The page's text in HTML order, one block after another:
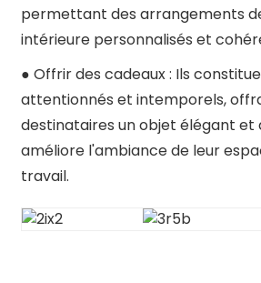
permettant des arrangements
intérieure personnalisés et
● Offrir des cadeaux : Ils
attentionnés et intemporels,
destinataires un objet élégant et
améliore l'ambiance de leur
travail.